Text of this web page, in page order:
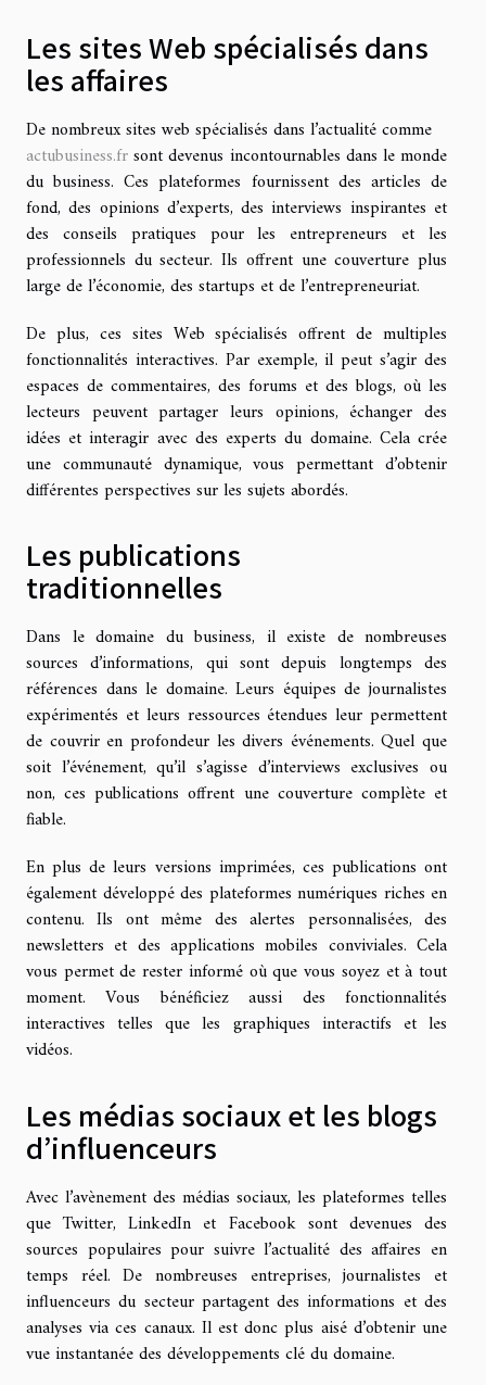
Les sites Web spécialisés dans
les affaires
De nombreux sites web spécialisés dans l’actualité comme
actubusiness.frsont devenus incontournables dans le monde
du business. Ces plateformes fournissent des articles de
fond, des opinions d’experts, des interviews inspirantes et
des conseils pratiques pour les entrepreneurs et les
professionnels du secteur. Ils offrent une couverture plus
large de l’économie, des startups et de l’entrepreneuriat.
De plus, ces sites Web spécialisés offrent de multiples
fonctionnalités interactives. Par exemple, il peut s’agir des
espaces de commentaires, des forums et des blogs, où les
lecteurs peuvent partager leurs opinions, échanger des
idées et interagir avec des experts du domaine. Cela crée
une communauté dynamique, vous permettant d’obtenir
différentes perspectives sur les sujets abordés.
Les publications
traditionnelles
Dans le domaine du business, il existe de nombreuses
sources d’informations, qui sont depuis longtemps des
références dans le domaine. Leurs équipes de journalistes
expérimentés et leurs ressources étendues leur permettent
de couvrir en profondeur les divers événements. Quel que
soit l’événement, qu’il s’agisse d’interviews exclusives ou
non, ces publications offrent une couverture complète et
fiable.
En plus de leurs versions imprimées, ces publications ont
également développé des plateformes numériques riches en
contenu. Ils ont même des alertes personnalisées, des
newsletters et des applications mobiles conviviales. Cela
vous permet de rester informé où que vous soyez et à tout
moment. Vous bénéficiez aussi des fonctionnalités
interactives telles que les graphiques interactifs et les
vidéos.
Les médias sociaux et les blogs
d’influenceurs
Avec l’avènement des médias sociaux, les plateformes telles
que Twitter, LinkedIn et Facebook sont devenues des
sources populaires pour suivre l’actualité des affaires en
temps réel. De nombreuses entreprises, journalistes et
influenceurs du secteur partagent des informations et des
analyses via ces canaux. Il est donc plus aisé d’obtenir une
vue instantanée des développements clé du domaine.